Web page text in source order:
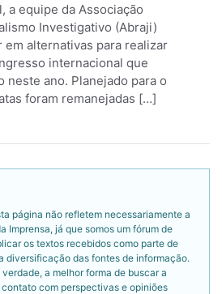
a equipe da Associação
Investigativo (Abraji)
em alternativas para realizar
internacional que
neste ano. Planejado para o
foram remanejadas […]
página não refletem necessariamente a
Imprensa, já que somos um fórum de
os textos recebidos como parte de
diversificação das fontes de informação.
a melhor forma de buscar a
com perspectivas e opiniões